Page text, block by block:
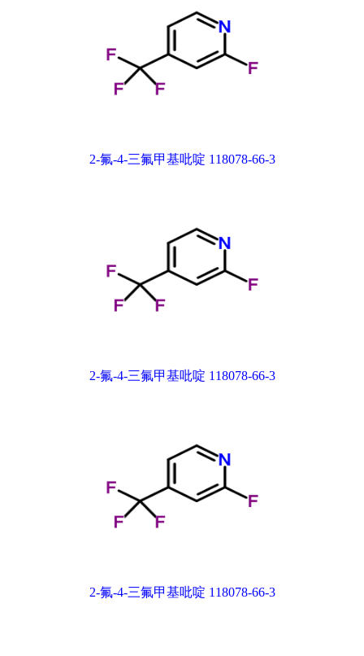
2-氟-4-三氟甲基吡啶 118078-66-3
2-氟-4-三氟甲基吡啶 118078-66-3
2-氟-4-三氟甲基吡啶 118078-66-3